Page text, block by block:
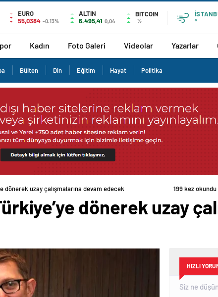
EURO
55,0384 -0.13%
ALTIN
6.495,41 0,04
BITCOIN
%
°
Kadın Foto Galeri Videolar Yazarlar
Bülten Din Eğitim Hayat Politika
dönerek uzay çalışmalarına devam edecek 199 kez okundu
dönerek uzay
HIZLI